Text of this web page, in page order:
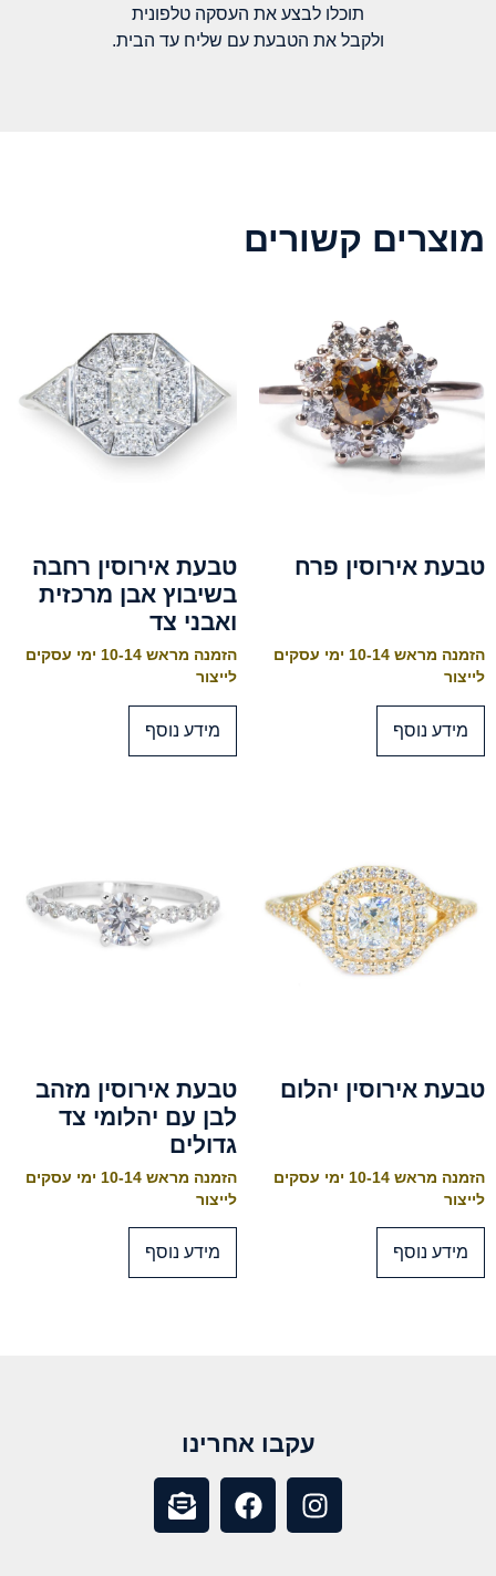
תוכלו לבצע את העסקה טלפונית
ולקבל את הטבעת עם שליח עד הבית.
מוצרים קשורים
טבעת אירוסין פרח
הזמנה מראש 10-14 ימי עסקים
לייצור
מידע נוסף
טבעת אירוסין רחבה
בשיבוץ אבן מרכזית
ואבני צד
הזמנה מראש 10-14 ימי עסקים
לייצור
מידע נוסף
טבעת אירוסין יהלום
הזמנה מראש 10-14 ימי עסקים
לייצור
מידע נוסף
טבעת אירוסין מזהב
לבן עם יהלומי צד
גדולים
הזמנה מראש 10-14 ימי עסקים
לייצור
מידע נוסף
עקבו אחרינו